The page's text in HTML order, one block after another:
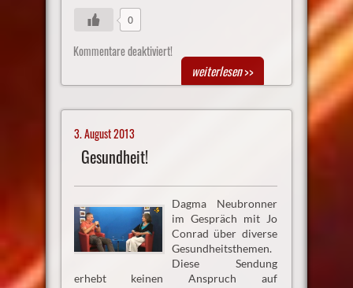
0
Kommentare deaktiviert!
weiterlesen>>
3. August 2013
Gesundheit!
Dagma Neubronner
im Gespräch mit Jo
Conrad über diverse
Gesundheitsthemen.
Diese Sendung
erhebt keinen Anspruch auf